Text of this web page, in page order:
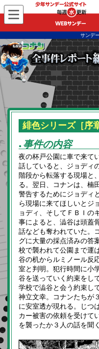
サンデ
緋色シリーズ［序
● 事件の内容
夜の杯戸公園に車で来て
話していると、ジョディ
階段から転落する現場と
る。翌日、コナンは、楠
警告するためにジョディ
ら現場に来てほしいとジ
ョディ、そしてＦＢＩの
事によると、澁谷は頭蓋
話なども奪われていた。
グに大量の採点済みの答
校で襲われて公園まで運
谷の机からルミノール反
室と判明。犯行時間に小
谷を送っていく約束をし
学校で澁谷と会う約束し
神立文幸。コナンたちが
に安室透が現れる。じつ
カー被害の依頼を受けて
を襲ったか３人の話を聞